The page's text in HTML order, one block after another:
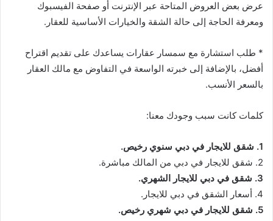
عرض بعض العروض المتاحة عبر الإنترنت أو صفحة الفيسبوك
ومعرفة الحاجة إلى حالة الشقة والخيارات الأساسية للعقار.
* طلب استشارة مع سمسار عقارات يساعدك على تقديم اقتراح
أفضل، بالإضافة إلى خبرته الواسعة في التفاوض مع مالك العقار
بالسعر الأنسب.
كلمات كانت سبب وجودك معنا:
1. شقق للايجار في دبي سنوي رخيص.
2. شقق للايجار في دبي من المالك مباشرة.
3. شقق في دبي للايجار الشهري.
4. أسعار الشقق في دبي للايجار.
5. شقق للايجار في دبي شهري رخيص.